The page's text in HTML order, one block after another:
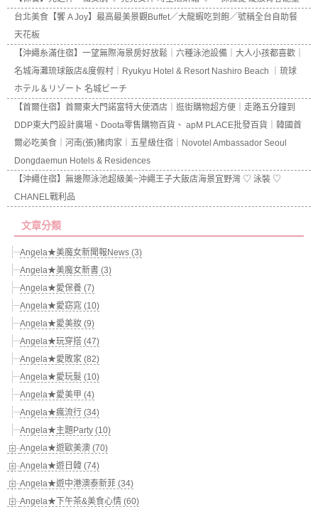
台北美食【饗 A Joy】最高最美景觀Buffet／大龍蝦吃到飽／號稱全台自助餐
天花板
【沖繩糸滿住宿】一望無際海景房好放鬆｜六種泳池設備｜大人小孩都喜歡｜
名城海灘琉球飯店&度假村｜Ryukyu Hotel & Resort Nashiro Beach ｜琉球
ホテル＆リゾート 名城ビーチ
【首爾住宿】首爾東大門諾富特大使酒店｜逛街購物超方便｜走路五分鐘到
DDP東大門設計廣場、Doota零售購物百貨、 apM PLACE批發百貨｜韓國首
爾必吃美食｜河南(張)豬肉家｜五星級住宿｜Novotel Ambassador Seoul
Dongdaemun Hotels & Residences
【沖繩住宿】無邊際泳池超級美~沖繩王子大飯店海景宜野灣 ♡ 泳裝 ♡
CHANEL戰利品
文章分類
Angela★美魔女新聞報News (3)
Angela★美魔女新書 (3)
Angela★愛保養 (7)
Angela★愛窈窕 (10)
Angela★愛美妝 (9)
Angela★玩穿搭 (47)
Angela★愛敗家 (82)
Angela★愛玩髮 (10)
Angela★愛美甲 (4)
Angela★瘋流行 (34)
Angela★主題Party (10)
Angela★遊歐美澳 (70)
Angela★遊日韓 (74)
Angela★遊中港澳泰新菲 (34)
Angela★下午茶&美食心情 (60)